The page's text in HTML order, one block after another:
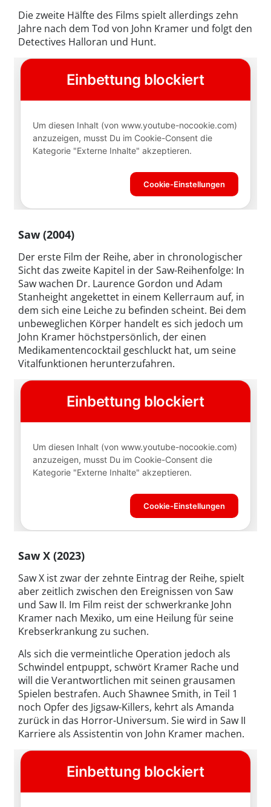
Die zweite Hälfte des Films spielt allerdings zehn
Jahre nach dem Tod von John Kramer und folgt den
Detectives Halloran und Hunt.
Saw (2004)
Der erste Film der Reihe, aber in chronologischer
Sicht das zweite Kapitel in der Saw-Reihenfolge: In
Saw wachen Dr. Laurence Gordon und Adam
Stanheight angekettet in einem Kellerraum auf, in
dem sich eine Leiche zu befinden scheint. Bei dem
unbeweglichen Körper handelt es sich jedoch um
John Kramer höchstpersönlich, der einen
Medikamentencocktail geschluckt hat, um seine
Vitalfunktionen herunterzufahren.
Saw X (2023)
Saw X ist zwar der zehnte Eintrag der Reihe, spielt
aber zeitlich zwischen den Ereignissen von Saw
und Saw II. Im Film reist der schwerkranke John
Kramer nach Mexiko, um eine Heilung für seine
Krebserkrankung zu suchen.
Als sich die vermeintliche Operation jedoch als
Schwindel entpuppt, schwört Kramer Rache und
will die Verantwortlichen mit seinen grausamen
Spielen bestrafen. Auch Shawnee Smith, in Teil 1
noch Opfer des Jigsaw-Killers, kehrt als Amanda
zurück in das Horror-Universum. Sie wird in Saw II
Karriere als Assistentin von John Kramer machen.